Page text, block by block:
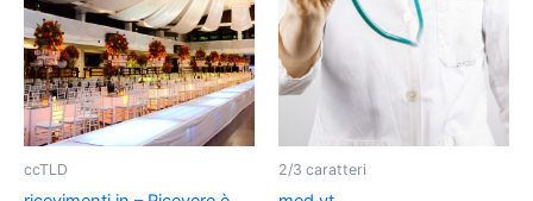
ccTLD 2/3 caratteri